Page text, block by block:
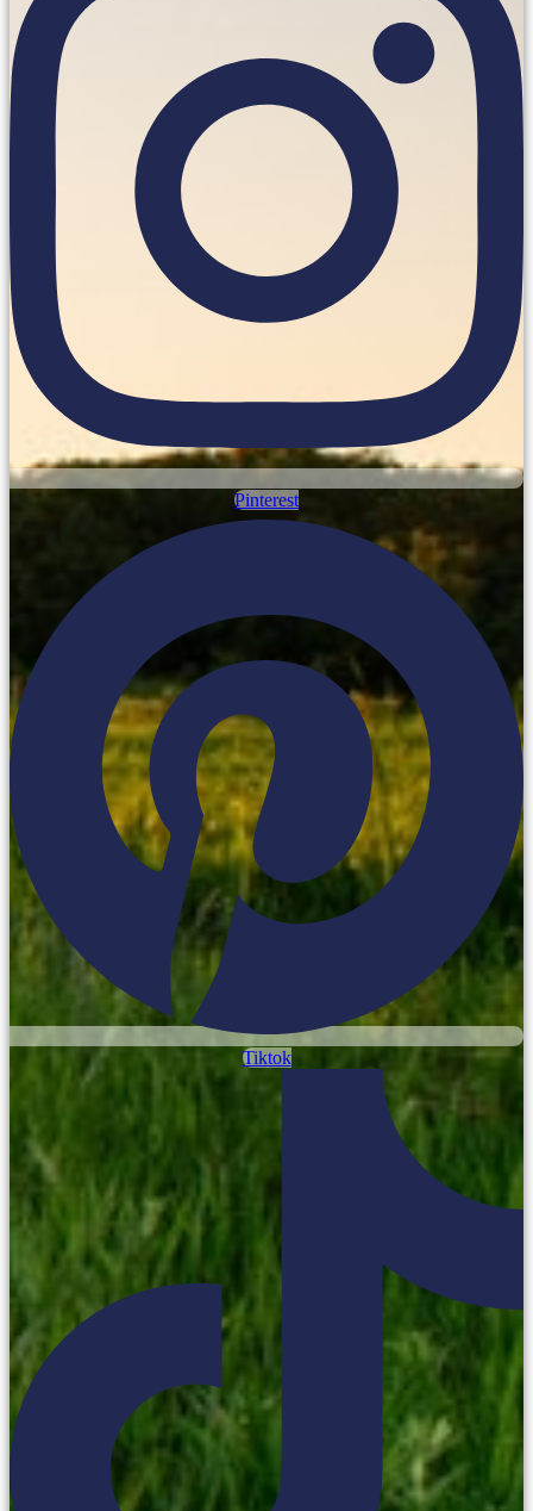
Pinterest
Tiktok